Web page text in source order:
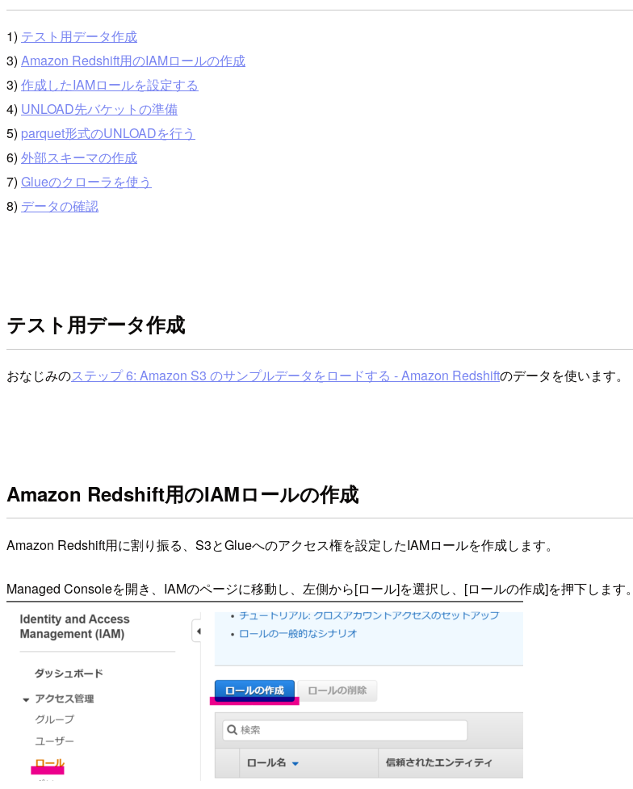
1) テスト用データ作成
3) Amazon Redshift用のIAMロールの作成
3) 作成したIAMロールを設定する
4) UNLOAD先バケットの準備
5) parquet形式のUNLOADを行う
6) 外部スキーマの作成
7) Glueのクローラを使う
8) データの確認
テスト用データ作成
おなじみのステップ 6: Amazon S3 のサンプルデータをロードする - Amazon Redshiftのデータを使います。
Amazon Redshift用のIAMロールの作成
Amazon Redshift用に割り振る、S3とGlueへのアクセス権を設定したIAMロールを作成します。
Managed Consoleを開き、IAMのページに移動し、左側から[ロール]を選択し、[ロールの作成]を押下します。